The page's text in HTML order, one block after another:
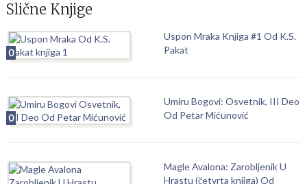
Slične Knjige
0
Uspon Mraka Knjiga #1 Od K.S.
Pakat
0
Umiru Bogovi: Osvetnik, III Deo
Od Petar Mićunović
Magle Avalona: Zarobljenik U
Hrastu (četvrta knjiga) Od